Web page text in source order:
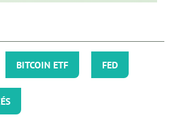
BITCOIN ETF FED